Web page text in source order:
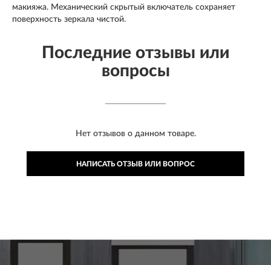
макияжа. Механический скрытый включатель сохраняет
поверхность зеркала чистой.
Последние отзывы или
вопросы
Нет отзывов о данном товаре.
НАПИСАТЬ ОТЗЫВ ИЛИ ВОПРОС